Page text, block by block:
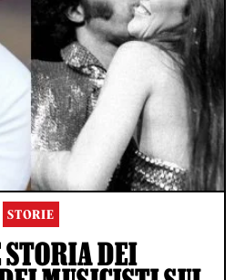
STORIE
STORIA DEI